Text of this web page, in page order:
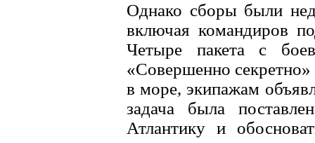
Однако сборы были
включая командиров
Четыре пакета с
«Совершенно
в море, экипажам
задача была
Атлантику и